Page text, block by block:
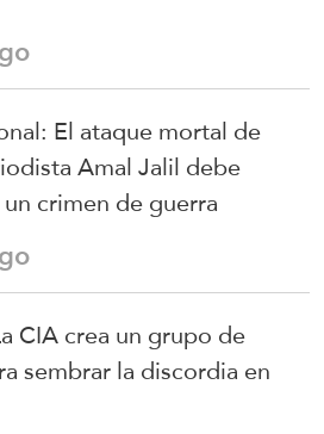
El ataque mortal de
Amal Jalil debe
crimen de guerra
CIA crea un grupo de
sembrar la discordia en